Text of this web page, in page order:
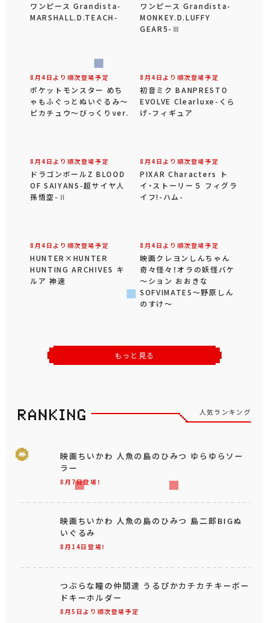
ワンピース Grandista-
MARSHALL.D.TEACH-
ワンピース Grandista-
MONKEY.D.LUFFY
GEAR5-Ⅲ
8月4日より順次登場予定
ポケットモンスター めち
ゃもふぐっとぬいぐるみ～
ピカチュウ～びっくりver.
8月4日より順次登場予定
初音ミク BANPRESTO
EVOLVE Clearluxe-くら
げ-フィギュア
8月4日より順次登場予定
ドラゴンボールZ BLOOD
OF SAIYANS-超サイヤ人
孫悟空-Ⅱ
8月4日より順次登場予定
PIXAR Characters ト
イ・ストーリー５ フィグラ
イフ!-ハム-
8月4日より順次登場予定
HUNTER×HUNTER
HUNTING ARCHIVES キ
ルア 神速
8月4日より順次登場予定
映画クレヨンしんちゃん
奇々怪々！オラの妖怪バケ
～ション おおきな
SOFVIMATES～野原しん
のすけ～
もっと見る
人気ランキング
8月7日登場！
映画ちいかわ 人魚の島のひみつ ゆらゆらソー
ラー
8月14日登場！
映画ちいかわ 人魚の島のひみつ 島二郎BIGぬ
いぐるみ
8月5日より順次登場予定
つぶらな瞳の仲間達 うるぴかカチカチキーボー
ドキーホルダー